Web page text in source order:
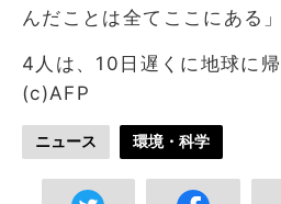
んだことは全てここにある
4人は、10日遅くに地球に帰
(c)AFP
ニュース 環境・科学